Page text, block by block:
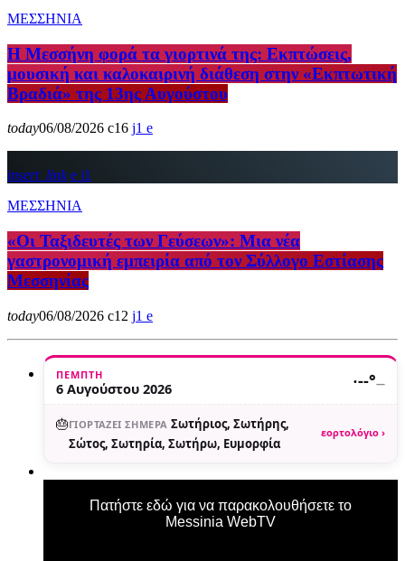
ΜΕΣΣΗΝΙΑ
Η Μεσσήνη φορά τα γιορτινά της: Εκπτώσεις,
μουσική και καλοκαιρινή διάθεση στην «Εκπτωτική
Βραδιά» της 13ης Αυγούστου
today06/08/2026 16 1
insert_link
1
ΜΕΣΣΗΝΙΑ
«Οι Ταξιδευτές των Γεύσεων»: Μια νέα
γαστρονομική εμπειρία από τον Σύλλογο Εστίασης
Μεσσηνίας
today06/08/2026 12 1
ΠΈΜΠΤΗ
6 Αυγούστου 2026 ·--°—
🎂ΓΙΟΡΤΆΖΕΙ ΣΉΜΕΡΑ Σωτήριος, Σωτήρης,
Σώτος, Σωτηρία, Σωτήρω, Ευμορφία
εορτολόγιο ›
Πατήστε εδώ για να παρακολουθήσετε το
Messinia WebTV